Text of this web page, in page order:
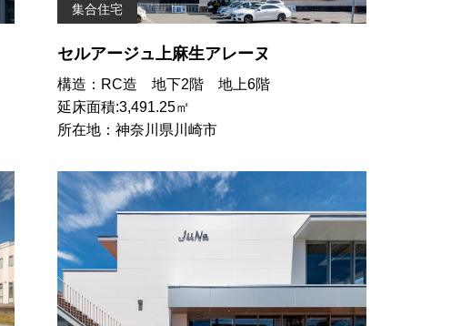
集合住宅
セルアージュ上麻生アレーヌ
構造：RC造 地下2階 地上6階
延床面積:3,491.25㎡
所在地：神奈川県川崎市